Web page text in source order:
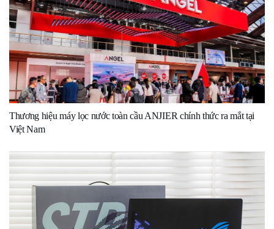
Thương hiệu máy lọc nước toàn cầu ANJIER chính thức ra mắt tại
Việt Nam